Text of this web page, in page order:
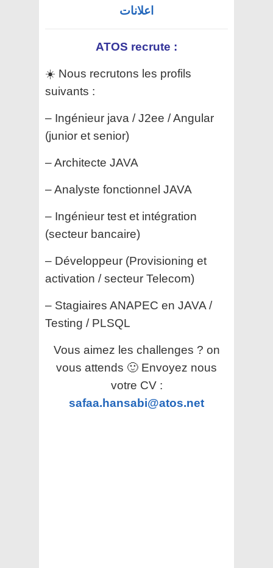
اعلانات
ATOS recrute :
☀️ Nous recrutons les profils
suivants :
– Ingénieur java / J2ee / Angular
(junior et senior)
– Architecte JAVA
– Analyste fonctionnel JAVA
– Ingénieur test et intégration
(secteur bancaire)
– Développeur (Provisioning et
activation / secteur Telecom)
– Stagiaires ANAPEC en JAVA /
Testing / PLSQL
Vous aimez les challenges ? on
vous attends 🙂 Envoyez nous
votre CV :
safaa.hansabi@atos.net